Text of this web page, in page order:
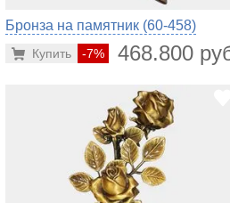
Бронза на памятник (60-458)
-7% 468.800
Купить